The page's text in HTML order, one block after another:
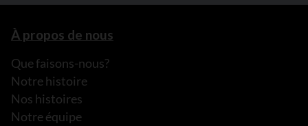
À propos de nous
Que faisons-nous?
Notre histoire
Nos histoires
Notre équipe